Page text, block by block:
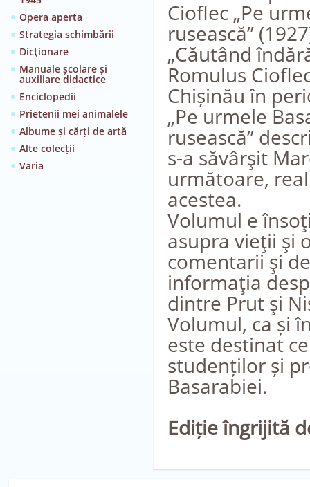
Opera aperta
Strategia schimbării
Dicţionare
Manuale școlare și
auxiliare didactice
Enciclopedii
Prietenii mei animalele
Albume și cărți de artă
Alte colecții
Varia
Cioflec „Pe
rusească”
„Căutând
Romulus
Chișinău în
„Pe urmele
rusească”
s-a săvârşit
următoare,
acestea.
Volumul e
asupra vieţii şi
comentarii şi
informaţia
dintre Prut şi
Volumul, ca și
este destinat
studenților și
Basarabiei.
Ediție îngrijită